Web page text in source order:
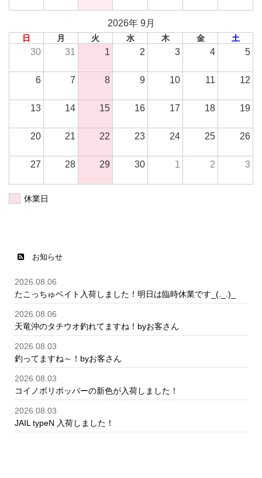
2026年 9月
日 月 火 水 木 金 土
30 31 1 2 3 4 5
6 7 8 9 10 11 12
13 14 15 16 17 18 19
20 21 22 23 24 25 26
27 28 29 30 1 2 3
休業日
お知らせ
2026.08.06
たこっちゅベイト入荷しました！明日は臨時休業です_(._.)_
2026.08.06
天竜沖のタチウオ釣れてますね！byお客さん
2026.08.03
釣ってますね～！byお客さん
2026.08.03
コイノボリポッパーの新色が入荷しました！
2026.08.03
JAIL typeN 入荷しました！